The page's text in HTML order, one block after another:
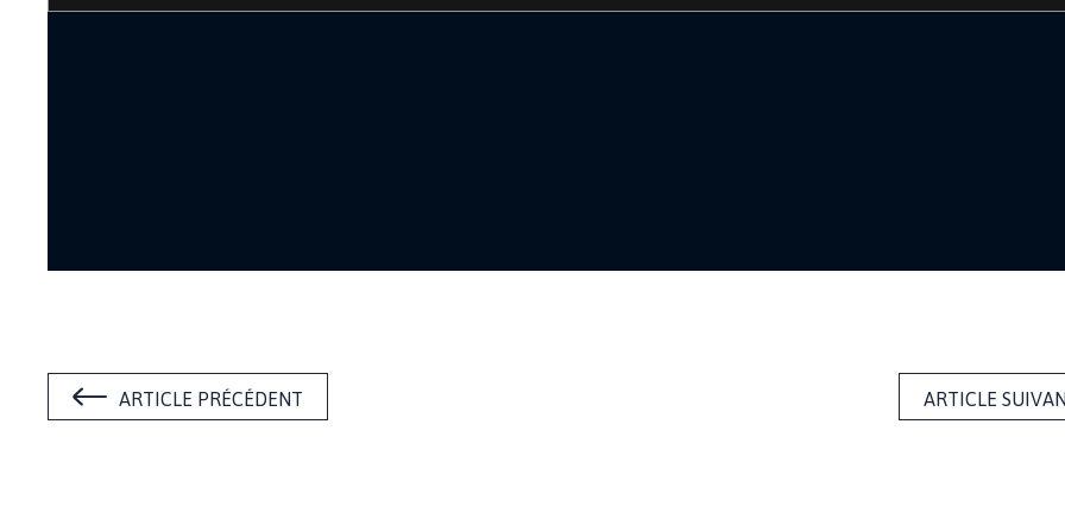
ARTICLE PRÉCÉDENT ARTICLE